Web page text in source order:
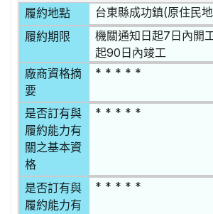
履約地點
台東縣成功鎮(原住民
履約期限
機關通知日起7日內開
起90日內竣工
廠商資格摘
要
* * * * *
是否訂有與
履約能力有
關之基本資
格
* * * * *
是否訂有與
履約能力有
* * * * *